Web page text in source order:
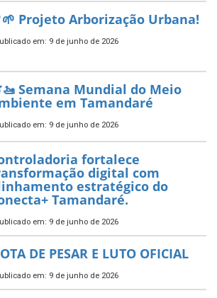
Projeto Arborização Urbana!
em: 9 de junho de 2026
Semana Mundial do Meio
em Tamandaré
em: 9 de junho de 2026
fortalece
digital com
estratégico do
Tamandaré.
em: 9 de junho de 2026
DE PESAR E LUTO OFICIAL
em: 9 de junho de 2026